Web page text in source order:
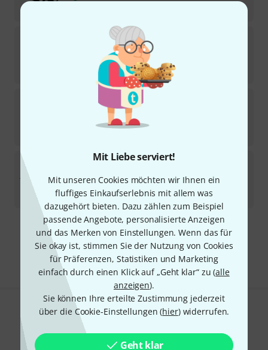
Mit Liebe serviert!
Mit unseren Cookies möchten wir Ihnen ein
fluffiges Einkaufserlebnis mit allem was
dazugehört bieten. Dazu zählen zum Beispiel
passende Angebote, personalisierte Anzeigen
und das Merken von Einstellungen. Wenn das für
Sie okay ist, stimmen Sie der Nutzung von Cookies
für Präferenzen, Statistiken und Marketing
einfach durch einen Klick auf „Geht klar“ zu (alle
anzeigen).
Sie können Ihre erteilte Zustimmung jederzeit
über die Cookie-Einstellungen (hier) widerrufen.
Geht klar
pro snake9905
12
Sofort lieferbar
€
9961 Rack Front Blank
6
Sofort lieferbar
pro snake Front Panel 4HE 20/8
Sofort lieferbar
18,90€
Kostenloser Versand ab 29 €
Alle Preise inkl. MwSt.
Gefällt Ihnen, was Sie sehen?
Hilfe & Feedback